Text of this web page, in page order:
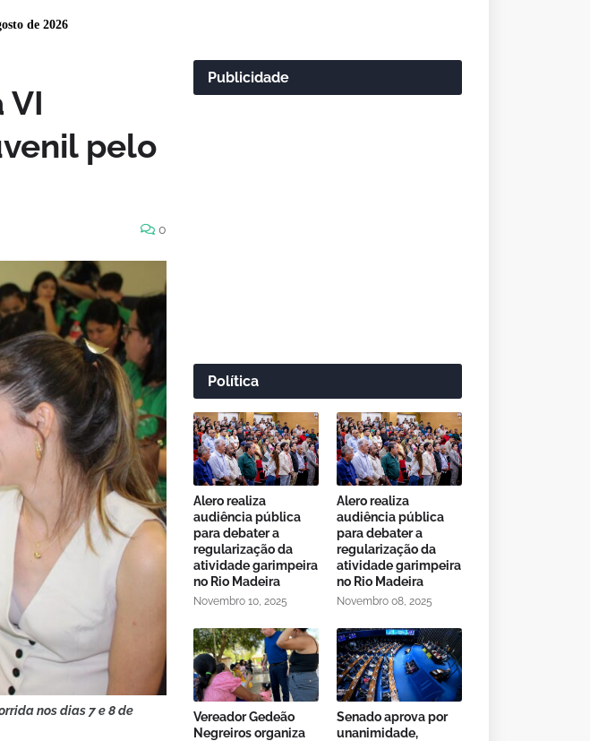
de 2026
VI
pelo
0
nos dias 7 e 8 de
Publicidade
Política
Alero realiza
audiência pública
para debater a
regularização da
atividade garimpeira
no Rio Madeira
Novembro 10, 2025
Alero realiza
audiência pública
para debater a
regularização da
atividade garimpeira
no Rio Madeira
Novembro 08, 2025
Vereador Gedeão
Negreiros organiza
Senado aprova por
unanimidade,